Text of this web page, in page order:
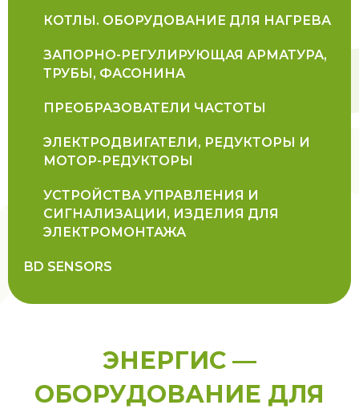
КОТЛЫ. ОБОРУДОВАНИЕ ДЛЯ НАГРЕВА
ЗАПОРНО-РЕГУЛИРУЮЩАЯ АРМАТУРА,
ТРУБЫ, ФАСОНИНА
ПРЕОБРАЗОВАТЕЛИ ЧАСТОТЫ
ЭЛЕКТРОДВИГАТЕЛИ, РЕДУКТОРЫ И
МОТОР-РЕДУКТОРЫ
УСТРОЙСТВА УПРАВЛЕНИЯ И
СИГНАЛИЗАЦИИ, ИЗДЕЛИЯ ДЛЯ
ЭЛЕКТРОМОНТАЖА
BD SENSORS
ЭНЕРГИС —
ОБОРУДОВАНИЕ ДЛЯ